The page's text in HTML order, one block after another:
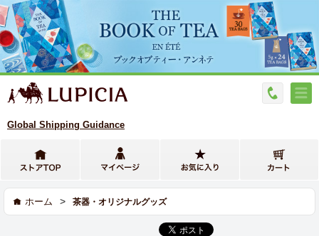
Global Shipping Guidance
ホーム > 茶器・オリジナルグッズ